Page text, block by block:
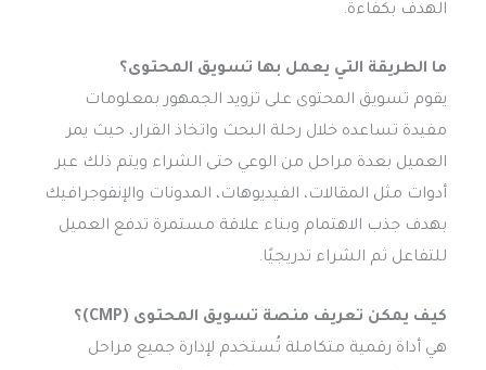
الهدف بكفاءة.
ما الطريقة التي يعمل بها تسويق المحتوى؟
يقوم تسويق المحتوى على تزويد الجمهور بمعلومات
مفيدة تساعده خلال رحلة البحث واتخاذ القرار، حيث يمر
العميل بعدة مراحل من الوعي حتى الشراء ويتم ذلك عبر
أدوات مثل المقالات، الفيديوهات، المدونات والإنفوجرافيك
بهدف جذب الاهتمام وبناء علاقة مستمرة تدفع العميل
للتفاعل ثم الشراء تدريجيًا.
كيف يمكن تعريف منصة تسويق المحتوى (CMP)؟
هي أداة رقمية متكاملة تُستخدم لإدارة جميع مراحل